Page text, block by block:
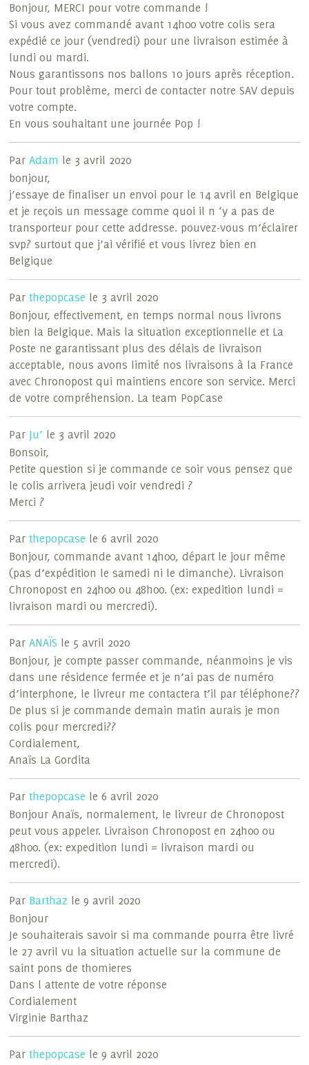
Bonjour, MERCI pour votre commande !
Si vous avez commandé avant 14h00 votre colis sera
expédié ce jour (vendredi) pour une livraison estimée à
lundi ou mardi.
Nous garantissons nos ballons 10 jours après réception.
Pour tout problème, merci de contacter notre SAV depuis
votre compte.
En vous souhaitant une journée Pop !
ParAdam le 3 avril 2020
bonjour,
j’essaye de finaliser un envoi pour le 14 avril en Belgique
et je reçois un message comme quoi il n ‘y a pas de
transporteur pour cette addresse. pouvez-vous m’éclairer
svp? surtout que j’ai vérifié et vous livrez bien en
Belgique
Parthepopcase le 3 avril 2020
Bonjour, effectivement, en temps normal nous livrons
bien la Belgique. Mais la situation exceptionnelle et La
Poste ne garantissant plus des délais de livraison
acceptable, nous avons limité nos livraisons à la France
avec Chronopost qui maintiens encore son service. Merci
de votre compréhension. La team PopCase
Par Ju’ le 3 avril 2020
Bonsoir,
Petite question si je commande ce soir vous pensez que
le colis arrivera jeudi voir vendredi ?
Merci ?
Parthepopcase le 6 avril 2020
Bonjour, commande avant 14h00, départ le jour même
(pas d’expédition le samedi ni le dimanche). Livraison
Chronopost en 24h00 ou 48h00. (ex: expedition lundi =
livraison mardi ou mercredi).
ParANAÏS le 5 avril 2020
Bonjour, je compte passer commande, néanmoins je vis
dans une résidence fermée et je n’ai pas de numéro
d’interphone, le livreur me contactera t’il par téléphone??
De plus si je commande demain matin aurais je mon
colis pour mercredi??
Cordialement,
Anaïs La Gordita
Parthepopcase le 6 avril 2020
Bonjour Anaïs, normalement, le livreur de Chronopost
peut vous appeler. Livraison Chronopost en 24h00 ou
48h00. (ex: expedition lundi = livraison mardi ou
mercredi).
Par Barthaz le 9 avril 2020
Bonjour
Je souhaiterais savoir si ma commande pourra être livré
le 27 avril vu la situation actuelle sur la commune de
saint pons de thomieres
Dans l attente de votre réponse
Cordialement
Virginie Barthaz
Parthepopcase le 9 avril 2020